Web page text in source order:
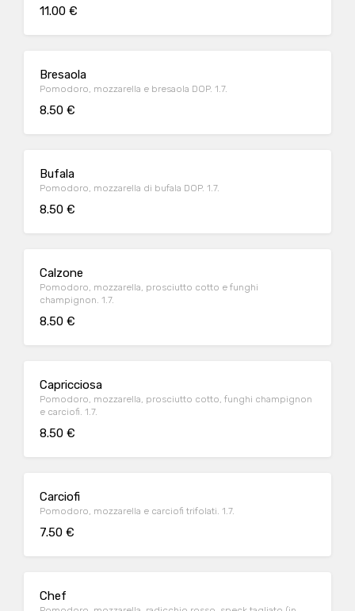
11.00 €
Bresaola
Pomodoro, mozzarella e bresaola DOP. 1.7.
8.50 €
Bufala
Pomodoro, mozzarella di bufala DOP. 1.7.
8.50 €
Calzone
Pomodoro, mozzarella, prosciutto cotto e funghi
champignon. 1.7.
8.50 €
Capricciosa
Pomodoro, mozzarella, prosciutto cotto, funghi champignon
e carciofi. 1.7.
8.50 €
Carciofi
Pomodoro, mozzarella e carciofi trifolati. 1.7.
7.50 €
Chef